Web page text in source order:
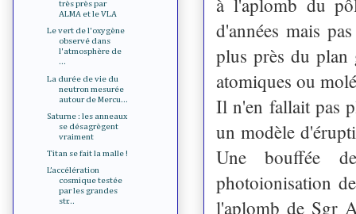
d'années mais
plus près du plan
atomiques ou
Il n'en fallait pas
un modèle
Une bouffée
photoionisation
l'aplomb de Sgr
très près par
ALMA et le VLA
Le vert de l'oxygène
observé dans
l'atmosphère de
...
La durée de vie du
neutron mesurée
autour de Mercu...
Saturne : les anneaux
se désagrègent
vraiment
Titan se fait la malle !
L’accélération
cosmique testée
par les grandes
str...